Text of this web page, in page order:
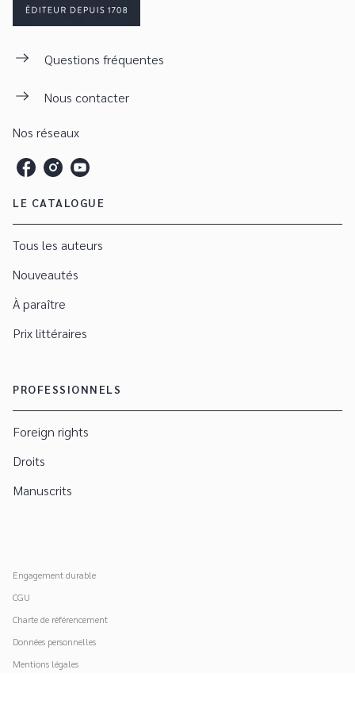
Questions fréquentes
Nous contacter
Nos réseaux
LE CATALOGUE
Tous les auteurs
Nouveautés
À paraître
Prix littéraires
PROFESSIONNELS
Foreign rights
Droits
Manuscrits
Engagement durable
CGU
Charte de référencement
Données personnelles
Mentions légales